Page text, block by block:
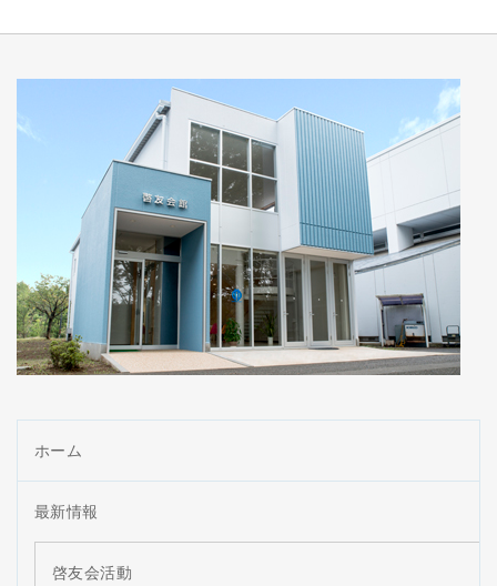
ホーム
最新情報
啓友会活動